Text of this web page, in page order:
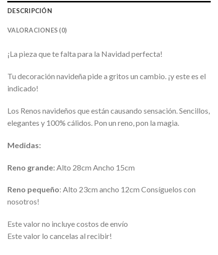
DESCRIPCIÓN
VALORACIONES (0)
¡La pieza que te falta para la Navidad perfecta!
Tu decoración navideña pide a gritos un cambio. ¡y este es el
indicado!
Los Renos navideños que están causando sensación. Sencillos,
elegantes y 100% cálidos. Pon un reno, pon la magia.
Medidas:
Reno grande: Alto 28cm Ancho 15cm
Reno pequeño: Alto 23cm ancho 12cm Consíguelos con
nosotros!
Este valor no incluye costos de envío
Este valor lo cancelas al recibir!